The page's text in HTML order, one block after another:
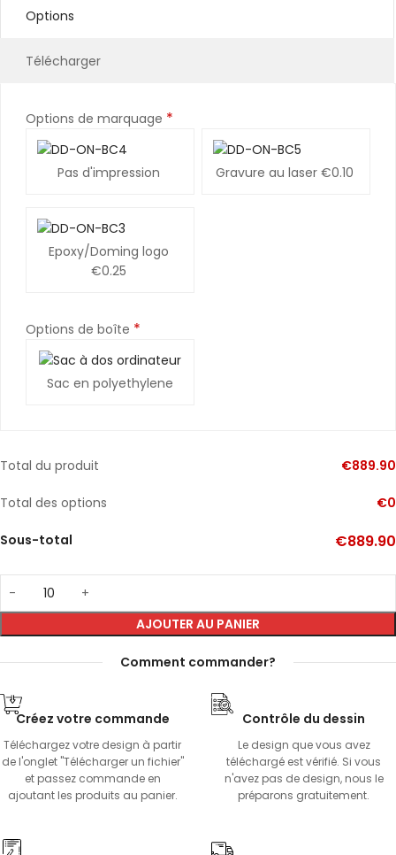
Options
Télécharger
Options de marquage *
Pas d'impression Gravure au laser €0.10
Epoxy/Doming logo
€0.25
Options de boîte *
Sac en polyethylene
Total du produit €889.90
Total des options €0
Sous-total €889.90
AJOUTER AU PANIER
Comment commander?
Créez votre commande
Téléchargez votre design à partir
de l'onglet "Télécharger un fichier"
et passez commande en
ajoutant les produits au panier.
Contrôle du dessin
Le design que vous avez
téléchargé est vérifié. Si vous
n'avez pas de design, nous le
préparons gratuitement.